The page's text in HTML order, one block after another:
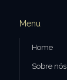
Menu
Home
Sobre nós